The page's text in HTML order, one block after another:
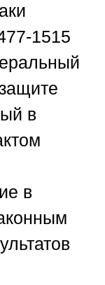
1515
в
в